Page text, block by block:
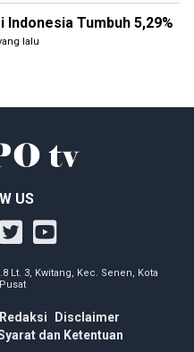
Indonesia Tumbuh 5,29%
lalu
US
Lt. 3, Kwitang, Kec. Senen, Kota
Redaksi
Disclaimer
dan Ketentuan